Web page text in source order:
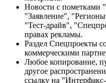
Новости с пометками
"Заявление",
"Тест-драйв",
правах рекламы.
Раздел Спецпроекты
коммерческими
Любое копирование,
другое
ссылку на